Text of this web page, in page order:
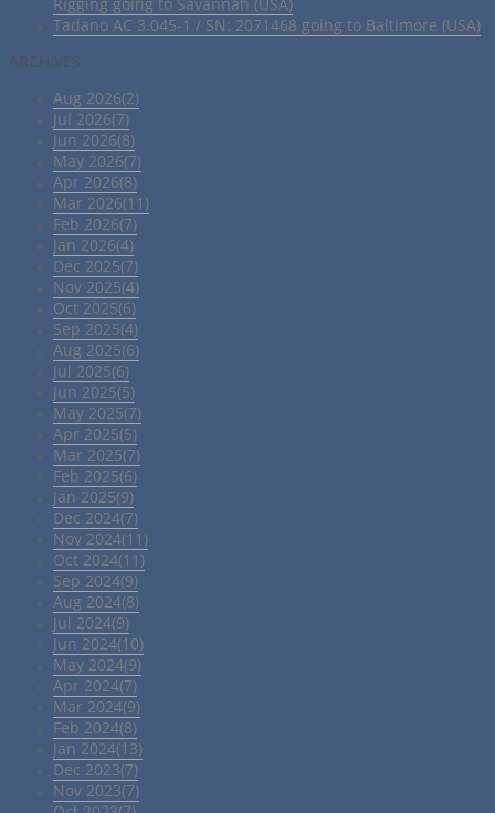
Tadano AC 3.045-1 / SN: 2071468 going to Baltimore (USA)
ARCHIVES
Aug 2026(2)
Jul 2026(7)
Jun 2026(8)
May 2026(7)
Apr 2026(8)
Mar 2026(11)
Feb 2026(7)
Jan 2026(4)
Dec 2025(7)
Nov 2025(4)
Oct 2025(6)
Sep 2025(4)
Aug 2025(6)
Jul 2025(6)
Jun 2025(5)
May 2025(7)
Apr 2025(5)
Mar 2025(7)
Feb 2025(6)
Jan 2025(9)
Dec 2024(7)
Nov 2024(11)
Oct 2024(11)
Sep 2024(9)
Aug 2024(8)
Jul 2024(9)
Jun 2024(10)
May 2024(9)
Apr 2024(7)
Mar 2024(9)
Feb 2024(8)
Jan 2024(13)
Dec 2023(7)
Nov 2023(7)